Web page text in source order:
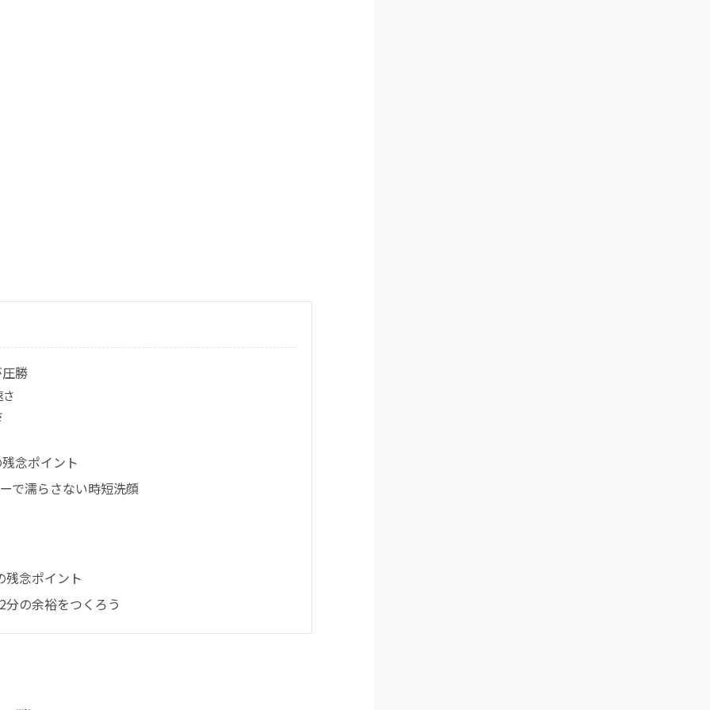
勝
念ポイント
で濡らさない時短洗顔
念ポイント
の余裕をつくろう